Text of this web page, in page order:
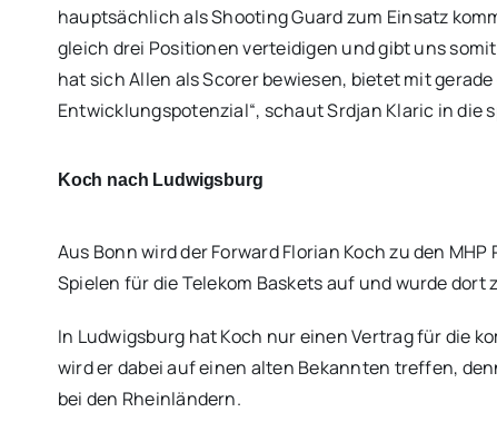
hauptsächlich als Shooting Guard zum Einsatz
gleich drei Positionen verteidigen und gibt uns
hat sich Allen als Scorer bewiesen, bietet mit
Entwicklungspotenzial“, schaut Srdjan Klaric in die
Koch nach Ludwigsburg
Aus Bonn wird der Forward Florian Koch zu den
Spielen für die Telekom Baskets auf und wurde
In Ludwigsburg hat Koch nur einen Vertrag für die
wird er dabei auf einen alten Bekannten treffen,
bei den Rheinländern.